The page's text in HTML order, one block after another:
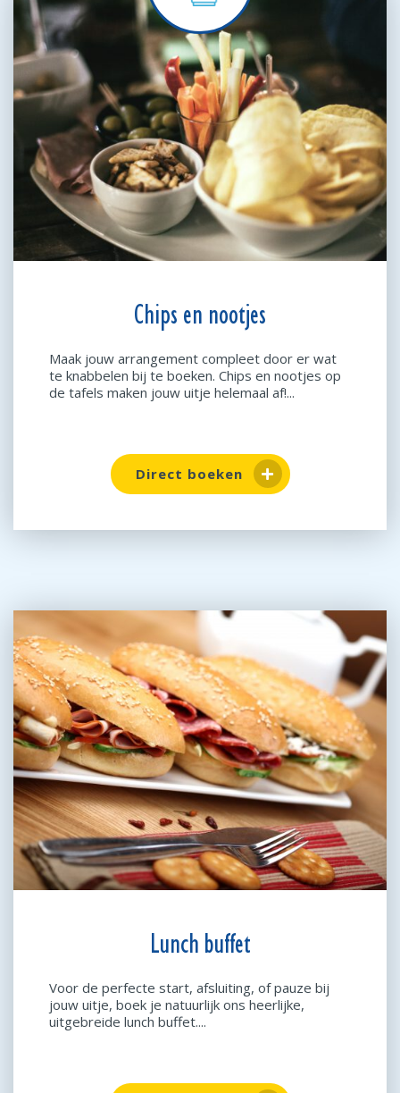
Chips en nootjes
Maak jouw arrangement compleet door er wat
te knabbelen bij te boeken. Chips en nootjes op
de tafels maken jouw uitje helemaal af!...
Direct boeken
Lunch buffet
Voor de perfecte start, afsluiting, of pauze bij
jouw uitje, boek je natuurlijk ons heerlijke,
uitgebreide lunch buffet....